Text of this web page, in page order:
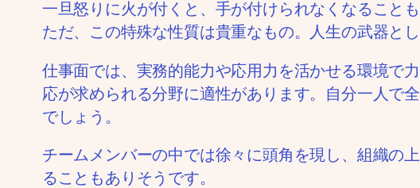
一旦怒りに火が付くと、手が付けられなくなること
ただ、この特殊な性質は貴重なもの。人生の武器と
仕事面では、実務的能力や応用力を活かせる環境で
応が求められる分野に適性があります。自分一人で
でしょう。
チームメンバーの中では徐々に頭角を現し、組織の
ることもありそうです。